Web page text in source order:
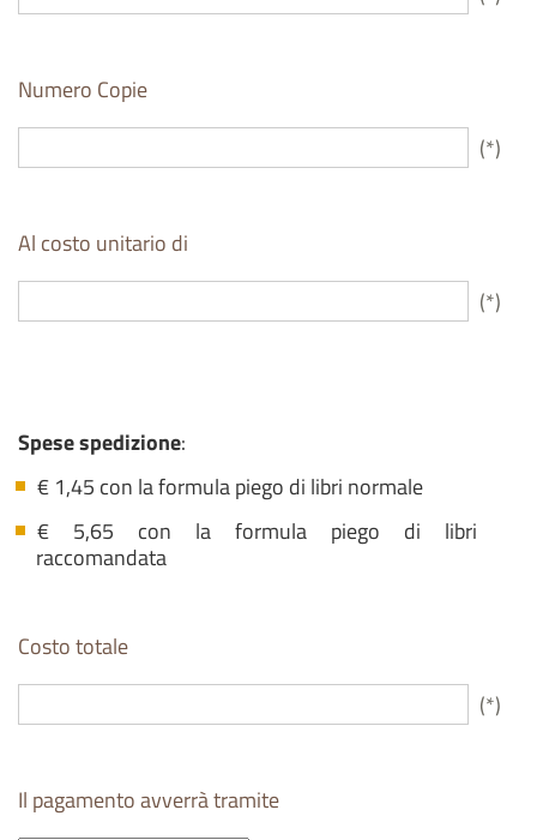
Numero Copie
(*)
Al costo unitario di
(*)
Spese spedizione:
€ 1,45 con la formula piego di libri normale
€ 5,65 con la formula piego di libri
raccomandata
Costo totale
(*)
Il pagamento avverrà tramite